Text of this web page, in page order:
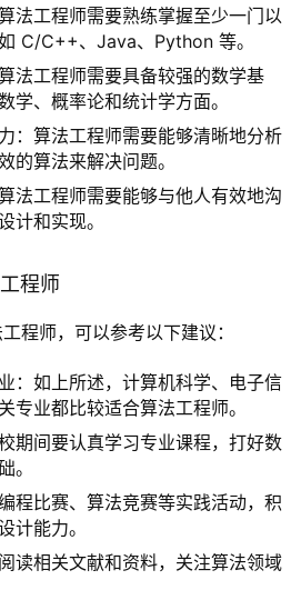
法工程师需要熟练掌握至少一门以
C/C++、Java、Python 等。
法工程师需要具备较强的数学基
学、概率论和统计学方面。
：算法工程师需要能够清晰地分析
的算法来解决问题。
法工程师需要能够与他人有效地沟
计和实现。
程师
程师，可以参考以下建议：
：如上所述，计算机科学、电子信
专业都比较适合算法工程师。
期间要认真学习专业课程，打好数
。
程比赛、算法竞赛等实践活动，积
计能力。
读相关文献和资料，关注算法领域